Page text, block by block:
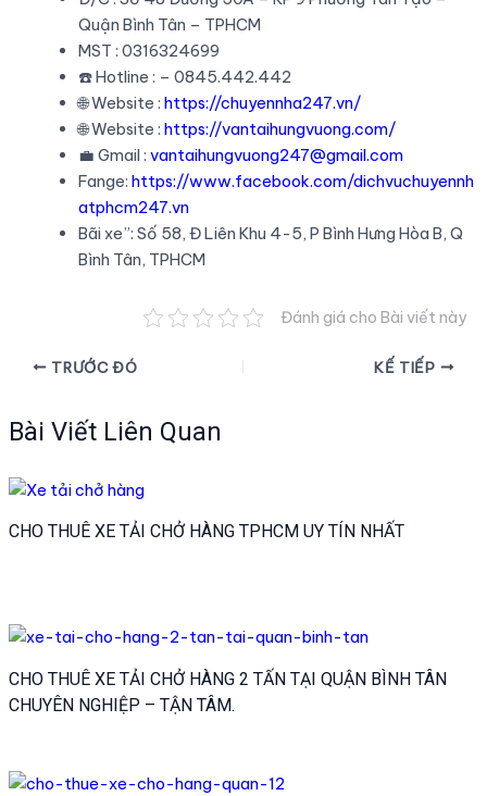
Quận Bình Tân – TPHCM
MST : 0316324699
☎️ Hotline : – 0845.442.442
🌐 Website : https://chuyennha247.vn/
🌐 Website : https://vantaihungvuong.com/
💼 Gmail : vantaihungvuong247@gmail.com
Fange: https://www.facebook.com/dichvuchuyennh
atphcm247.vn
Bãi xe”: Số 58, Đ Liên Khu 4-5, P Bình Hưng Hòa B, Q
Bình Tân, TPHCM
Đánh giá cho Bài viết này
Điều
bài
viết
TRƯỚC ĐÓ KẾ TIẾP
Bài Viết Liên Quan
CHO THUÊ XE TẢI CHỞ HÀNG TPHCM UY TÍN NHẤT
CHO THUÊ XE TẢI CHỞ HÀNG 2 TẤN TẠI QUẬN BÌNH TÂN
CHUYÊN NGHIỆP – TẬN TÂM.